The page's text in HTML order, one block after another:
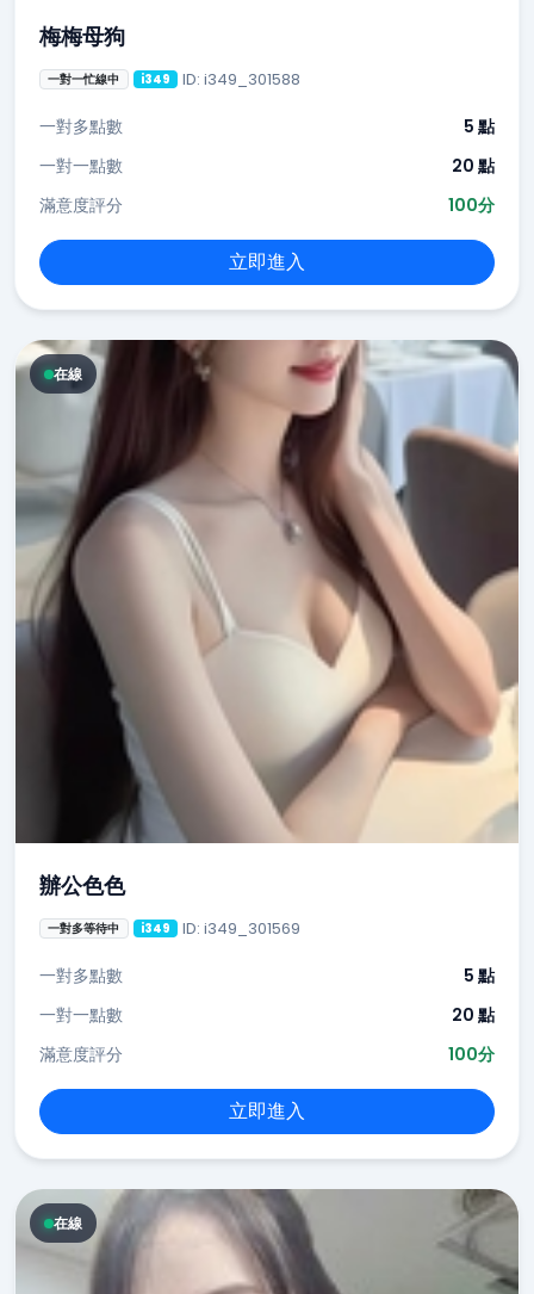
梅梅母狗
一對一忙線中 i349 ID: i349_301588
一對多點數
5 點
一對一點數
20 點
滿意度評分
100分
立即進入
在線
辦公色色
一對多等待中 i349 ID: i349_301569
一對多點數
5 點
一對一點數
20 點
滿意度評分
100分
立即進入
在線